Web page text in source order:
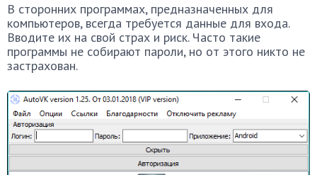
В сторонних программах, предназначенных для
компьютеров, всегда требуется данные для входа.
Вводите их на свой страх и риск. Часто такие
программы не собирают пароли, но от этого никто не
застрахован.